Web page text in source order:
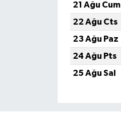
21 Ağu Cum
22 Ağu Cts
23 Ağu Paz
24 Ağu Pts
25 Ağu Sal
BÖLGEDEN
BİLİM TEKNOLOJİ